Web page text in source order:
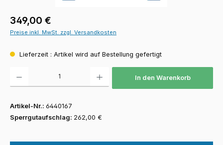
Regulärer Preis:
349,00 €
Preise inkl. MwSt. zzgl. Versandkosten
Lieferzeit : Artikel wird auf Bestellung gefertigt
In den Warenkorb
Artikel-Nr.: 6440167
Sperrgutaufschlag: 262,00 €